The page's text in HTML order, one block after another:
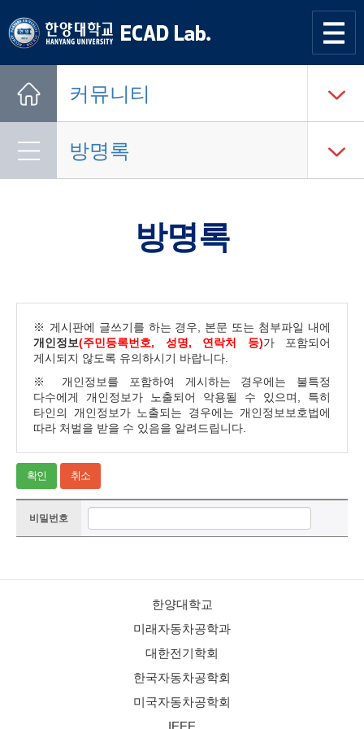
한양대학교 한양대학교
연구실
커뮤니티
방명록
방명록
※ 게시판에 글쓰기를 하는 경우, 본문 또는 첨부파일 내에
개인정보(주민등록번호, 성명, 연락처 등)가 포함되어
게시되지 않도록 유의하시기 바랍니다.
※ 개인정보를 포함하여 게시하는 경우에는 불특정
다수에게 개인정보가 노출되어 악용될 수 있으며, 특히
타인의 개인정보가 노출되는 경우에는 개인정보보호법에
따라 처벌을 받을 수 있음을 알려드립니다.
확인 취소
비밀번호
한양대학교
미래자동차공학과
대한전기학회
한국자동차공학회
미국자동차공학회
IEEE